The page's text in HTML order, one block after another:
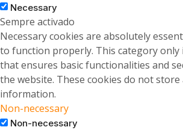
Necessary
Sempre activado
Necessary cookies are absolutely
to function properly. This category only
that ensures basic functionalities and
the website. These cookies do not
information.
Non-necessary
Non-necessary